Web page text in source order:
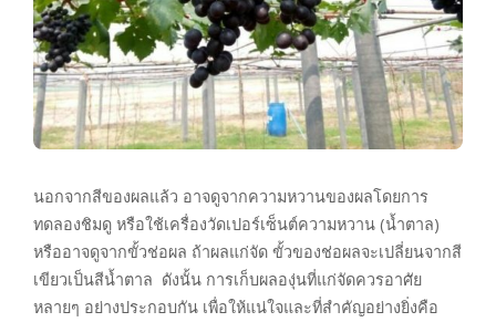
นอกจากสีของผลแล้ว อาจดูจากความหวานของผลโดยการ
ทดลองชิมดู หรือใช้เครื่องวัดเปอร์เซ็นต์ความหวาน (น้ำตาล)
หรืออาจดูจากขั้วช่อผล ถ้าผลแก่จัด ขั้วของช่อผลจะเปลี่ยนจากสี
เขียวเป็นสีน้ำตาล ดังนั้น การเก็บผลองุ่นที่แก่จัดควรอาศัย
หลายๆ อย่างประกอบกัน เพื่อให้แน่ใจและที่สำคัญอย่างยิ่งคือ